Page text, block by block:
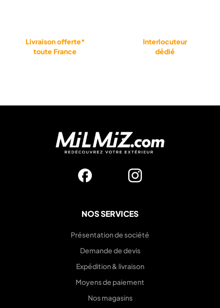
Livraison offerte*
toute France
Interlocuteur
dédié
NOS SERVICES
Présentation de société
Demande de devis
Expédition & livraison
Moyens de paiement
Nos magasins